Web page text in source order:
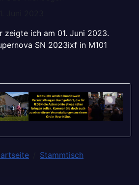
zeigte ich am 01. Juni 2023.
SN 2023ixf in M101
Stammtisch